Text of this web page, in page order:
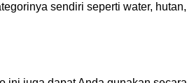
sendiri seperti water, hutan,